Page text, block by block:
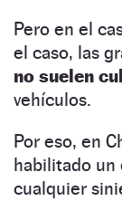
Pero en el
el caso, las
no suelen
vehículos.
Por eso, en
habilitado
cualquier